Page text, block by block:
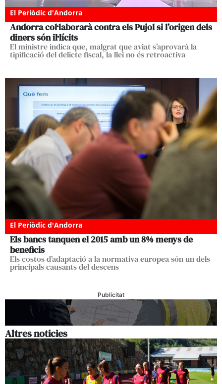
El Periòdic d'Andorra
Andorra col·laborarà contra els Pujol si l’origen dels
diners són il·lícits
El ministre indica que, malgrat que aviat s’aprovarà la
tipificació del delicte fiscal, la llei no és retroactiva
El Periòdic d'Andorra
Els bancs tanquen el 2015 amb un 8% menys de
beneficis
Els costos d’adaptació a la normativa europea són un dels
principals causants del descens
Publicitat
Altres noticies